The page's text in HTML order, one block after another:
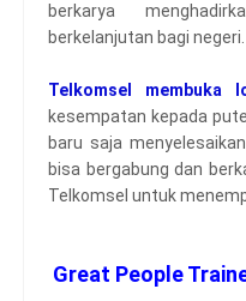
berkarya
berkelanjutan bagi negeri.
Telkomsel membuka
kesempatan kepada
baru saja
bisa bergabung dan
Telkomsel untuk
Great People